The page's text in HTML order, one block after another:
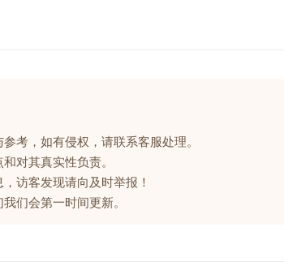
考，如有侵权，请联系客服处理。
对其真实性负责。
访客发现请向及时举报！
们会第一时间更新。